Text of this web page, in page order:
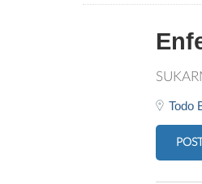
Todo